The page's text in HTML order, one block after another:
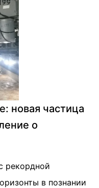
новая частица
о
рекордной
в познании